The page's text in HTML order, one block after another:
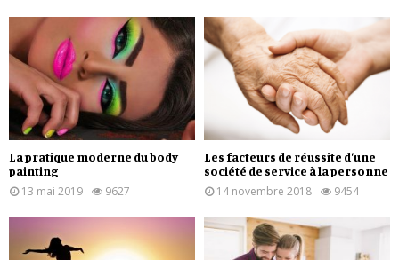
La pratique moderne du body
painting
13 mai 2019
9627
Les facteurs de réussite d’une
société de service à la personne
14 novembre 2018
9454